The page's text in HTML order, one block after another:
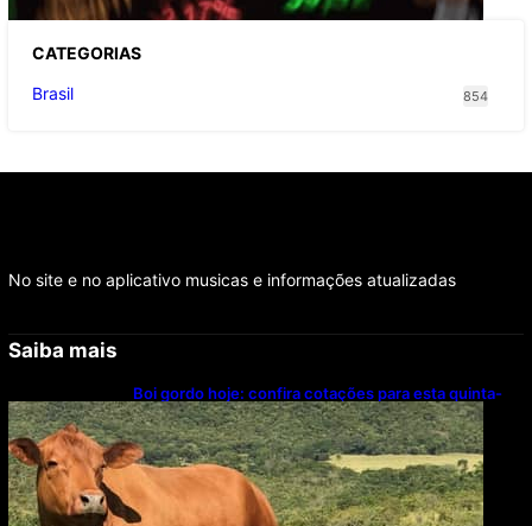
CATEGORIAS
Brasil
854
No site e no aplicativo musicas e informações atualizadas
Saiba mais
Boi gordo hoje: confira cotações para esta quinta-
feira (6)